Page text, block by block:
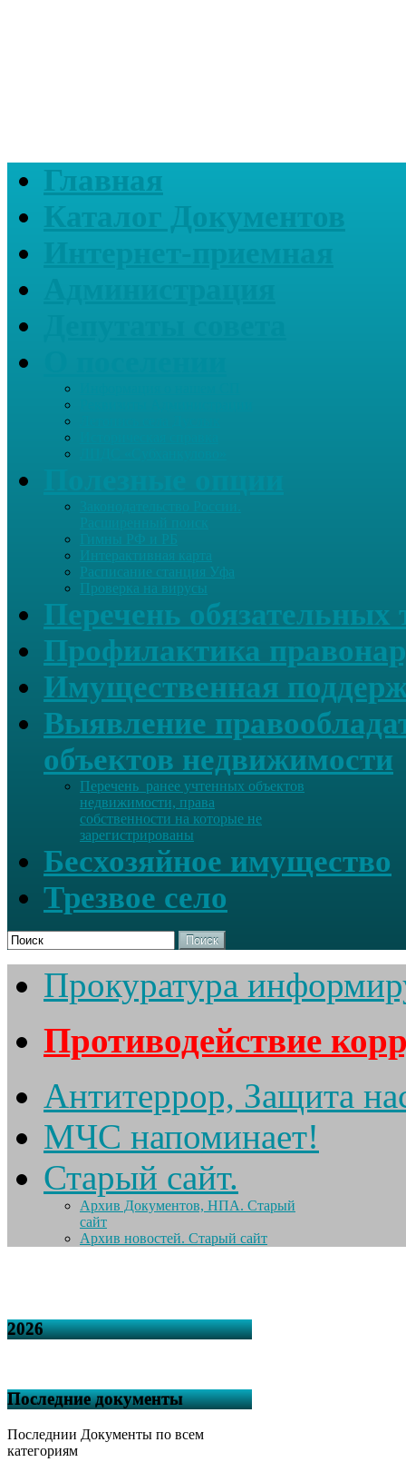
Главная
Каталог Документов
Интерактивная карта
Расписание станция Уфа
Проверка на вирусы
Перечень обязательных
Профилактика
Имущественная
Выявление
объектов недвижимости
Перечень ранее учтенных объектов
недвижимости, права
собственности на которые не
зарегистрированы
Бесхозяйное имущество
Трезвое село
Поиск
Прокуратура
Противодействие
Антитеррор, Защита
МЧС напоминает!
Старый сайт.
Архив Документов, НПА. Старый
сайт
Архив новостей. Старый сайт
2026
Последние документы
Последнии Документы по всем
категориям